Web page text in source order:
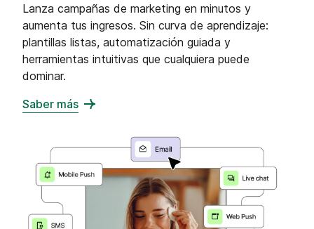
Lanza campañas de marketing en minutos y
aumenta tus ingresos. Sin curva de aprendizaje:
plantillas listas, automatización guiada y
herramientas intuitivas que cualquiera puede
dominar.
Saber más